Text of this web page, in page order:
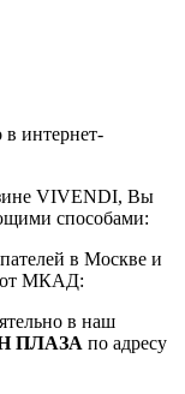
в интернет-
VIVENDI, Вы
способами:
в Москве и
от МКАД:
в наш
ПЛАЗА по адресу